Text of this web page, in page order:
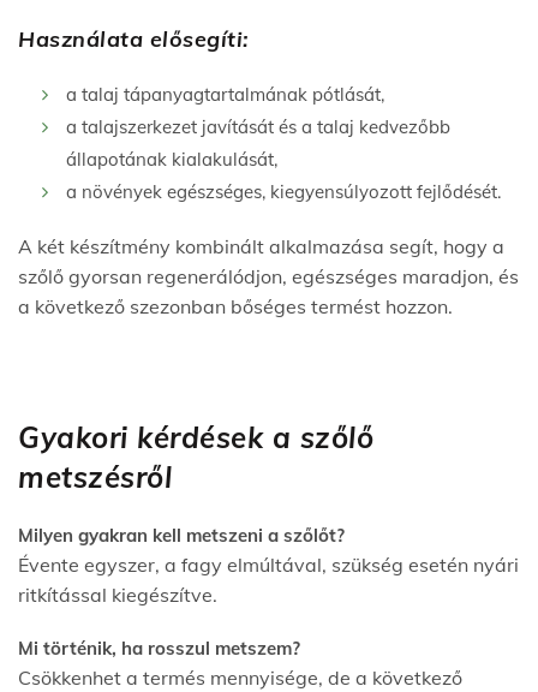
Használata elősegíti:
a talaj tápanyagtartalmának pótlását,
a talajszerkezet javítását és a talaj kedvezőbb
állapotának kialakulását,
a növények egészséges, kiegyensúlyozott fejlődését.
A két készítmény kombinált alkalmazása segít, hogy a
szőlő gyorsan regenerálódjon, egészséges maradjon, és
a következő szezonban bőséges termést hozzon.
Gyakori kérdések a szőlő
metszésről
Milyen gyakran kell metszeni a szőlőt?
Évente egyszer, a fagy elmúltával, szükség esetén nyári
ritkítással kiegészítve.
Mi történik, ha rosszul metszem?
Csökkenhet a termés mennyisége, de a következő